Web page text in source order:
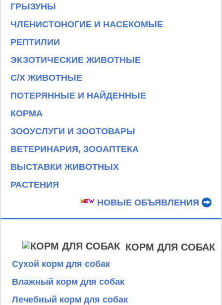
ГРЫЗУНЫ
ЧЛЕНИСТОНОГИЕ И НАСЕКОМЫЕ
РЕПТИЛИИ
ЭКЗОТИЧЕСКИЕ ЖИВОТНЫЕ
С/Х ЖИВОТНЫЕ
ПОТЕРЯННЫЕ И НАЙДЕННЫЕ
КОРМА
ЗООУСЛУГИ И ЗООТОВАРЫ
ВЕТЕРИНАРИЯ, ЗООАПТЕКА
ВЫСТАВКИ ЖИВОТНЫХ
РАСТЕНИЯ
НОВЫЕ ОБЪЯВЛЕНИЯ
КОРМ ДЛЯ СОБАК
Сухой корм для собак
Влажный корм для собак
Лечебный корм для собак